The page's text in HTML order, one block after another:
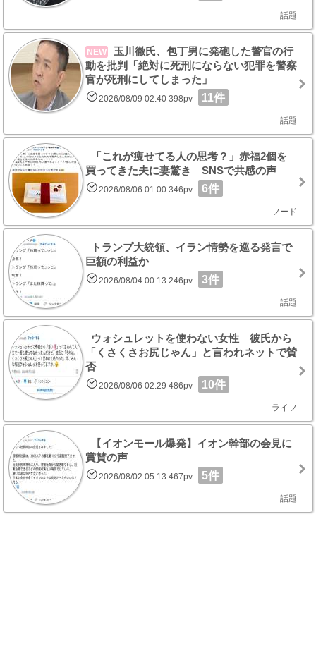
話題
NEW
玉川徹氏、包丁男に発砲した警官の行
動を批判「絶対に死刑にならない犯罪を警察
官が死刑にしてしまった」
2026/08/09 02:40 398pv 11件
話題
「これが痩せてる人の思考？」赤福2個を
買ってきた夫に妻驚き SNSで共感の声
2026/08/06 01:00 346pv 6件
フード
トランプ大統領、イラン情勢を巡る発言で
巨額の利益か
2026/08/04 00:13 246pv 3件
話題
ウォシュレットを使わない女性 彼氏から
「くさくさお尻じゃん」と言われネットで賛
否
2026/08/06 02:29 486pv 10件
ライフ
【イオンモール爆発】イオン幹部の会見に
賞賛の声
2026/08/02 05:13 467pv 5件
話題